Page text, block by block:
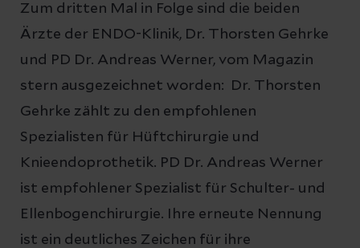
Zum dritten Mal in Folge sind die beiden
Ärzte der ENDO-Klinik, Dr. Thorsten Gehrke
und PD Dr. Andreas Werner, vom Magazin
stern ausgezeichnet worden: Dr. Thorsten
Gehrke zählt zu den empfohlenen
Spezialisten für Hüftchirurgie und
Knieendoprothetik. PD Dr. Andreas Werner
ist empfohlener Spezialist für Schulter- und
Ellenbogenchirurgie. Ihre erneute Nennung
ist ein deutliches Zeichen für ihre